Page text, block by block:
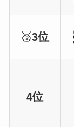
🥉3位
4位